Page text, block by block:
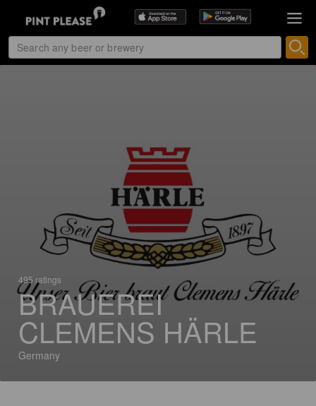
495 ratings
BRAUEREI
CLEMENS HÄRLE
Germany